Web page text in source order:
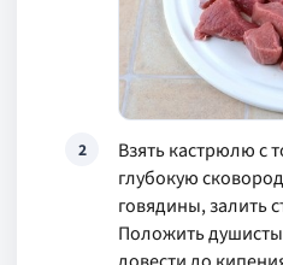
2
Взять кастрюлю с
глубокую
говядины, залить
Положить